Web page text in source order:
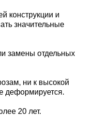
конструкции и
значительные
замены отдельных
ни к высокой
деформируется.
20 лет.